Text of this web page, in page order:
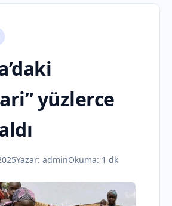
yüzlerce
Yazar: adminOkuma: 1 dk